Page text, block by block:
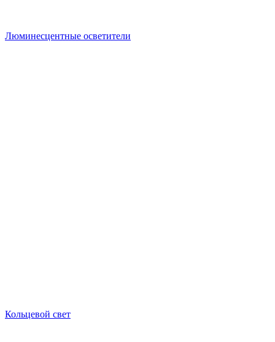
Люминесцентные осветители
Кольцевой свет